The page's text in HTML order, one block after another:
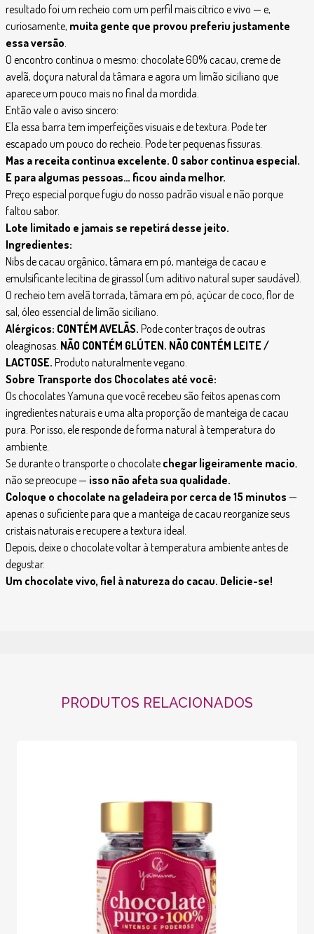
resultado foi um recheio com um perfil mais cítrico e vivo — e,
curiosamente, muita gente que provou preferiu justamente
essa versão.
O encontro continua o mesmo: chocolate 60% cacau, creme de
avelã, doçura natural da tâmara e agora um limão siciliano que
aparece um pouco mais no final da mordida.
Então vale o aviso sincero:
Ela essa barra tem imperfeições visuais e de textura. Pode ter
escapado um pouco do recheio. Pode ter pequenas fissuras.
Mas a receita continua excelente. O sabor continua especial.
E para algumas pessoas… ficou ainda melhor.
Preço especial porque fugiu do nosso padrão visual e não porque
faltou sabor.
Lote limitado e jamais se repetirá desse jeito.
Ingredientes:
Nibs de cacau orgânico, tâmara em pó, manteiga de cacau e
emulsificante lecitina de girassol (um aditivo natural super saudável).
O recheio tem avelã torrada, tâmara em pó, açúcar de coco, flor de
sal, óleo essencial de limão siciliano.
Alérgicos: CONTÉM AVELÃS. Pode conter traços de outras
oleaginosas. NÃO CONTÉM GLÚTEN. NÃO CONTÉM LEITE /
LACTOSE. Produto naturalmente vegano.
Sobre Transporte dos Chocolates até você:
Os chocolates Yamuna que você recebeu são feitos apenas com
ingredientes naturais e uma alta proporção de manteiga de cacau
pura. Por isso, ele responde de forma natural à temperatura do
ambiente.
Se durante o transporte o chocolate chegar ligeiramente macio,
não se preocupe — isso não afeta sua qualidade.
Coloque o chocolate na geladeira por cerca de 15 minutos —
apenas o suficiente para que a manteiga de cacau reorganize seus
cristais naturais e recupere a textura ideal.
Depois, deixe o chocolate voltar à temperatura ambiente antes de
degustar.
Um chocolate vivo, fiel à natureza do cacau. Delicie-se!
PRODUTOS RELACIONADOS